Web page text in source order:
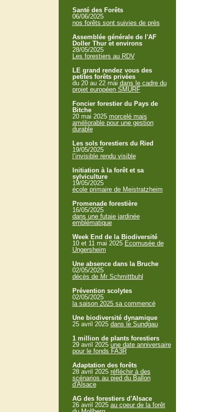
Santé des Forêts
06/06/2025
nos forêts sont suivies de près
Assemblée générale de l'AF
Doller Thur et environs
28/05/2025
Les forestiers au RDV
LE grand rendez vous des
petites forêts privées
du 20 au 22 mai dans le cadre du
projet européen SMURF
Foncier forestier du Pays de
Bitche
20 mai 2025 morcelé mais
améliorable pour une gestion
durable
Les sols forestiers du Ried
19/05/2025
l’invisible rendu visible
Initiation à la forêt et sa
sylviculture
19/05/2025
école primaire de Meistratzheim
Promenade forestière
16/05/2025
dans une futaie jardinée
emblématique
Week End de la Biodiversité
10 et 11 mai 2025 Ecomusée de
Ungersheim
Une absence dans la Bruche
02/05/2025
décès de Mr Schmittbuhl
Prévention scolytes
02/05/2025
la saison 2025 sa commencé
Une biodiversité dynamique
25 avril 2025 dans le Sundgau
1 million de plants forestiers
29 avril 2025 une date anniversaire
pour le fonds FA3R
Adaptation des forêts
28 avril 2025 réfléchir à des
scénarios au pied du Ballon
d'Alsace
AG des forestiers d'Alsace
26 avril 2025 au coeur de la forêt